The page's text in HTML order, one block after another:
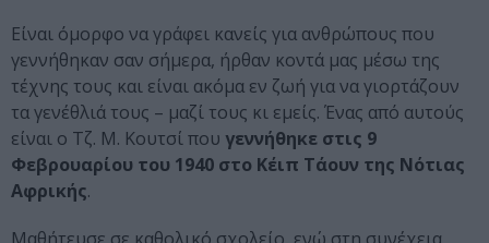
Είναι όμορφο να γράφει κανείς για ανθρώπους που
γεννήθηκαν σαν σήμερα, ήρθαν κοντά μας μέσω της
τέχνης τους και είναι ακόμα εν ζωή για να γιορτάζουν
τα γενέθλιά τους – μαζί τους κι εμείς. Ένας από αυτούς
είναι ο Τζ. Μ. Κουτσί που γεννήθηκε στις 9
Φεβρουαρίου του 1940 στο Κέιπ Τάουν της Νότιας
Αφρικής.